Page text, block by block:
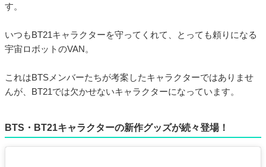
す。
いつもBT21キャラクターを守ってくれて、とっても頼りになる
宇宙ロボットのVAN。
これはBTSメンバーたちが考案したキャラクターではありませ
んが、BT21では欠かせないキャラクターになっています。
BTS・BT21キャラクターの新作グッズが続々登場！